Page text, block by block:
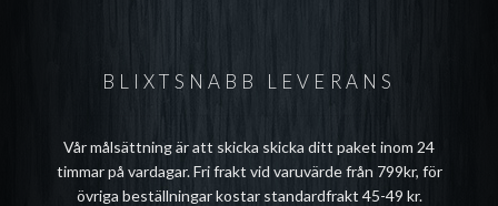
BLIXTSNABB LEVERANS
Vår målsättning är att skicka skicka ditt paket inom 24
timmar på vardagar. Fri frakt vid varuvärde från 799kr, för
övriga beställningar kostar standardfrakt 45-49 kr.